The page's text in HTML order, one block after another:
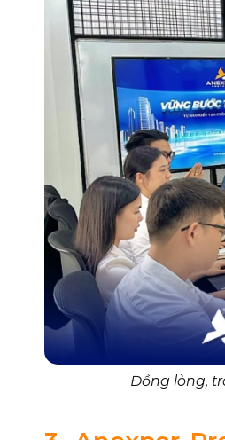
Đồng lòng,